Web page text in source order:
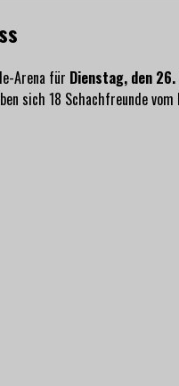
Arena für Dienstag, den
sich 18 Schachfreunde